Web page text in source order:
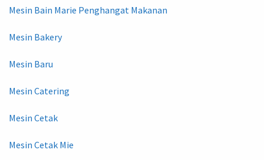
Mesin Bain Marie Penghangat Makanan
Mesin Bakery
Mesin Baru
Mesin Catering
Mesin Cetak
Mesin Cetak Mie